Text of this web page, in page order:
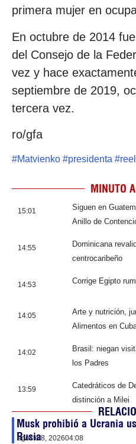
primera mujer en
En octubre de 2014
del Consejo de la
vez y hace
septiembre de 2019,
tercera vez.
ro/gfa
#Matvienko #presidenta #
MINUTO
15:01
Siguen en
Anillo de
14:55
Dominicana
centrocaribeño
14:53 Corrige Egipto
14:05
Arte y nutrición,
Alimentos en
14:02
Brasil: niegan
los Padres
13:59
Catedráticos de
distinción a Milei
Musk prohibió a Ucrania
Rusia
agosto 8, 202604:08